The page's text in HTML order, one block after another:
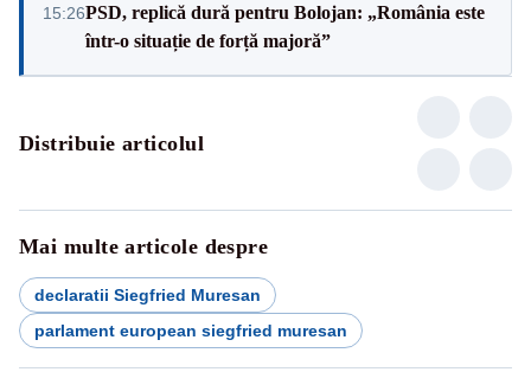
15:26PSD, replică dură pentru Bolojan: „România este
într-o situație de forță majoră”
Distribuie articolul
Mai multe articole despre
declaratii Siegfried Muresan
parlament european siegfried muresan